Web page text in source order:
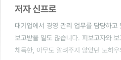
저자 신프로
대기업에서 경영 관리 업무를 담당하
보고받을 일도 많습니다. 피보고자와
체득한, 아무도 알려주지 않았던 노하